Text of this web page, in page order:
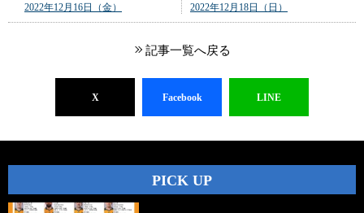
2022年12月16日（金） 2022年12月18日（日）
記事一覧へ戻る
X Facebook LINE
PICK UP